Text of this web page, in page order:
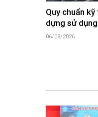
Quy chuẩn
dựng sử
06/08/2026